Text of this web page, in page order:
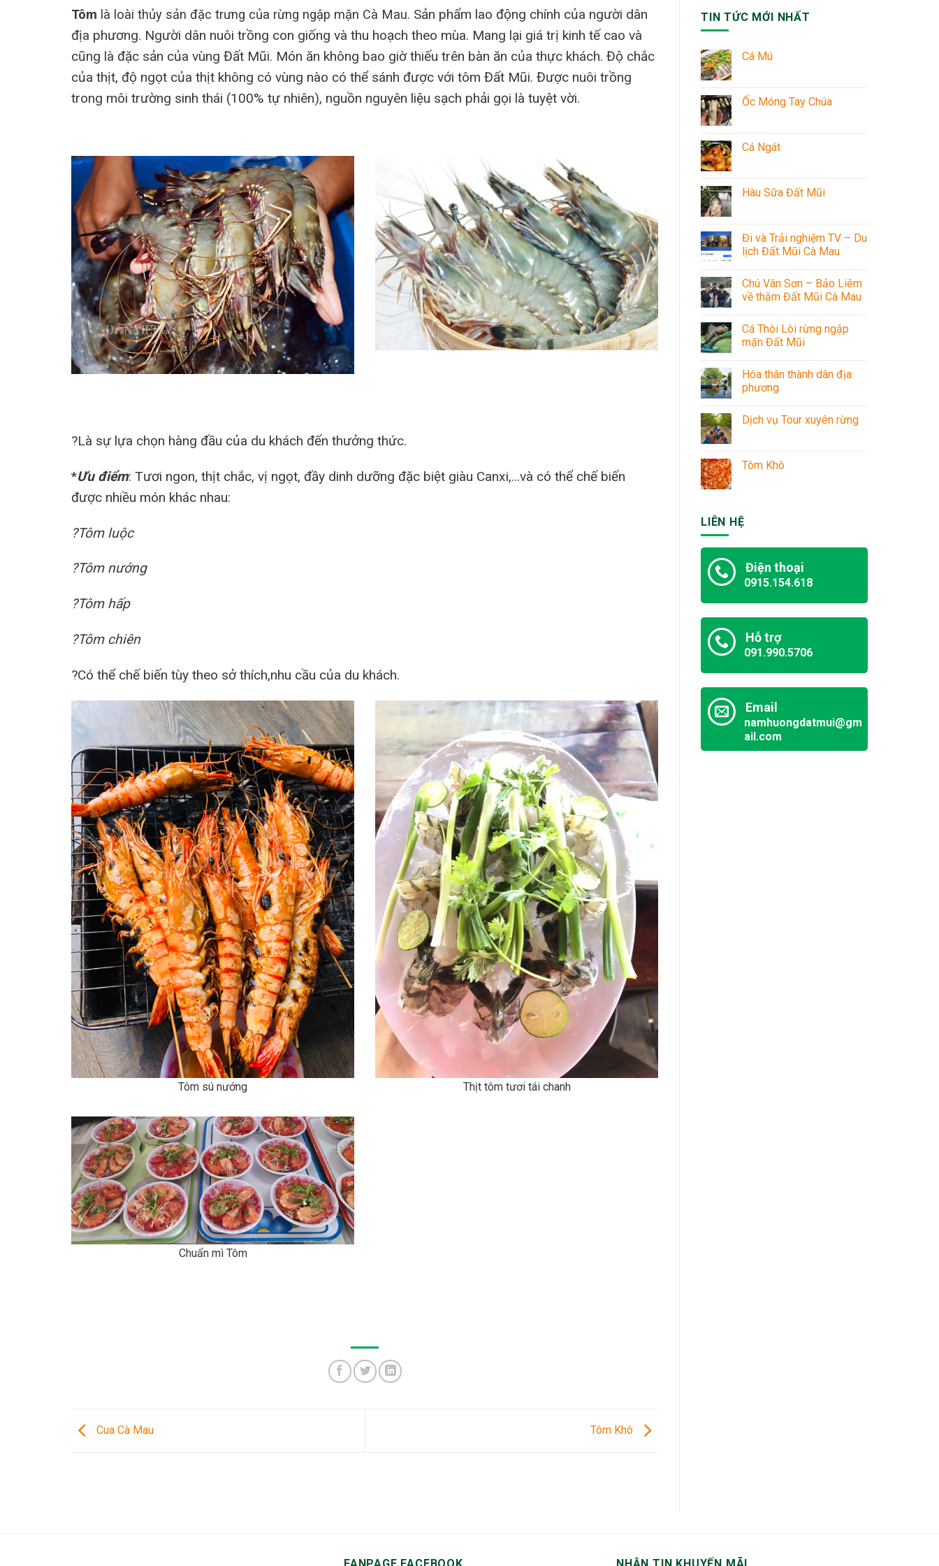
Tôm là loài thủy sản đặc trưng của rừng ngập mặn Cà Mau. Sản phẩm lao động chính của người dân
địa phương. Người dân nuôi trồng con giống và thu hoạch theo mùa. Mang lại giá trị kinh tế cao và
cũng là đặc sản của vùng Đất Mũi. Món ăn không bao giờ thiếu trên bàn ăn của thực khách. Độ chắc
của thịt, độ ngọt của thịt không có vùng nào có thể sánh được với tôm Đất Mũi. Được nuôi trồng
trong môi trường sinh thái (100% tự nhiên), nguồn nguyên liệu sạch phải gọi là tuyệt vời.
?Là sự lựa chọn hàng đầu của du khách đến thưởng thức.
*Ưu điểm: Tươi ngon, thịt chắc, vị ngọt, đầy dinh dưỡng đặc biệt giàu Canxi,…và có thể chế biến
được nhiều món khác nhau:
?Tôm luộc
?Tôm nướng
?Tôm hấp
?Tôm chiên
?Có thể chế biến tùy theo sở thích,nhu cầu của du khách.
Tôm sú nướng Thịt tôm tươi tái chanh
Chuẩn mì Tôm
Cua Cà Mau Tôm Khô
TIN TỨC MỚI NHẤT
Cá Mú
Ốc Móng Tay Chúa
Cá Ngát
Hàu Sữa Đất Mũi
Đi và Trải nghiệm TV – Du
lịch Đất Mũi Cà Mau
Chú Vân Sơn – Bảo Liêm
về thăm Đất Mũi Cà Mau
Cá Thòi Lòi rừng ngập
mặn Đất Mũi
Hóa thân thành dân địa
phương
Dịch vụ Tour xuyên rừng
Tôm Khô
LIÊN HỆ
Điện thoại
0915.154.618
Hỗ trợ
091.990.5706
Email
namhuongdatmui@gm
ail.com